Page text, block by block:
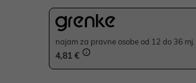
najam za pravne osobe od 12 do 36 mj.
4,81 €